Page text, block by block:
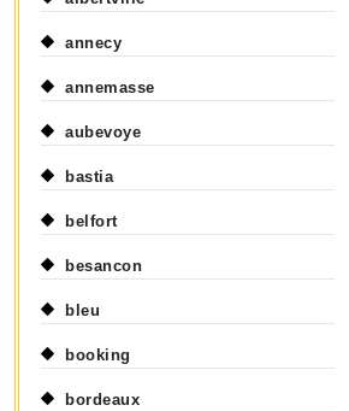
annecy
annemasse
aubevoye
bastia
belfort
besancon
bleu
booking
bordeaux